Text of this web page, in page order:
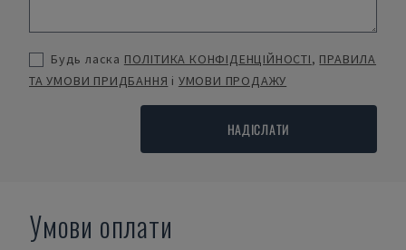
Будь ласка ПОЛІТИКА КОНФІДЕНЦІЙНОСТІ, ПРАВИЛА
ТА УМОВИ ПРИДБАННЯ і УМОВИ ПРОДАЖУ
НАДІСЛАТИ
Умови оплати